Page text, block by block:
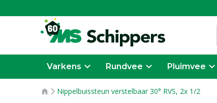
Varkens Rundvee Pluimvee
Nippelbuissteun verstelbaar 30° RVS, 2x 1/2